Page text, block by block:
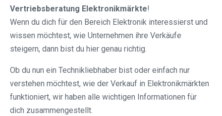
Vertriebsberatung Elektronikmärkte!
Wenn du dich für den Bereich Elektronik interessierst und
wissen möchtest, wie Unternehmen ihre Verkäufe
steigern, dann bist du hier genau richtig.
Ob du nun ein Technikliebhaber bist oder einfach nur
verstehen möchtest, wie der Verkauf in Elektronikmärkten
funktioniert, wir haben alle wichtigen Informationen für
dich zusammengestellt.